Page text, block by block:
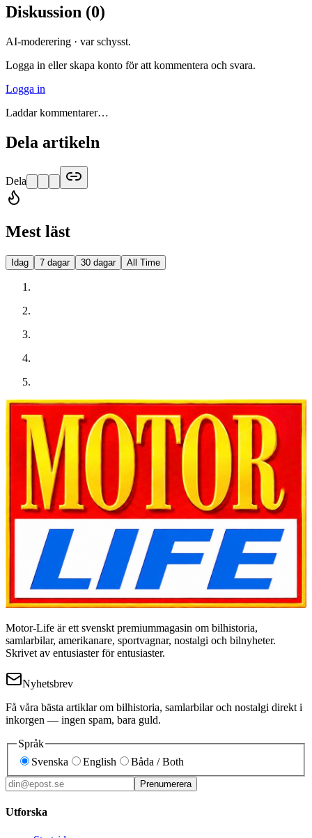
Diskussion (0)
AI-moderering · var schysst.
Logga in eller skapa konto för att kommentera och svara.
Logga in
Laddar kommentarer…
Dela artikeln
Dela
Mest läst
Idag 7 dagar 30 dagar All Time
Motor-Life är ett svenskt premiummagasin om bilhistoria,
samlarbilar, amerikanare, sportvagnar, nostalgi och bilnyheter.
Skrivet av entusiaster för entusiaster.
Nyhetsbrev
Få våra bästa artiklar om bilhistoria, samlarbilar och nostalgi direkt i
inkorgen — ingen spam, bara guld.
Språk
Svenska
English Båda / Both
Prenumerera
Utforska